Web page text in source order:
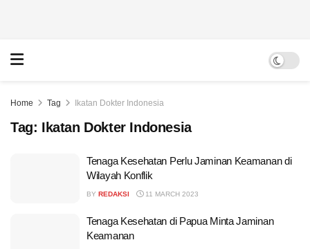
Home Tag Ikatan Dokter Indonesia
Tag: Ikatan Dokter Indonesia
Tenaga Kesehatan Perlu Jaminan Keamanan di
Wilayah Konflik
BY REDAKSI 11 MARCH 2023
Tenaga Kesehatan di Papua Minta Jaminan
Keamanan